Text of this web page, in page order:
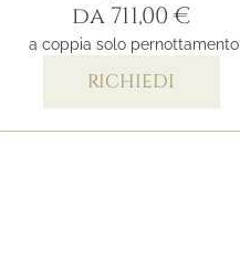
da 711,00 €
a coppia solo pernottamento
RICHIEDI